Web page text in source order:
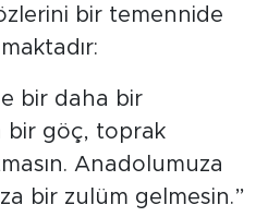
bir temennide
bir daha bir
bir göç, toprak
Anadolumuza
bir zulüm gelmesin.”